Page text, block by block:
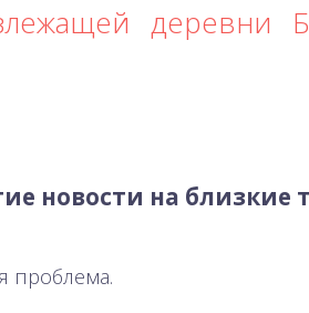
деревни
новости на близкие
проблема.